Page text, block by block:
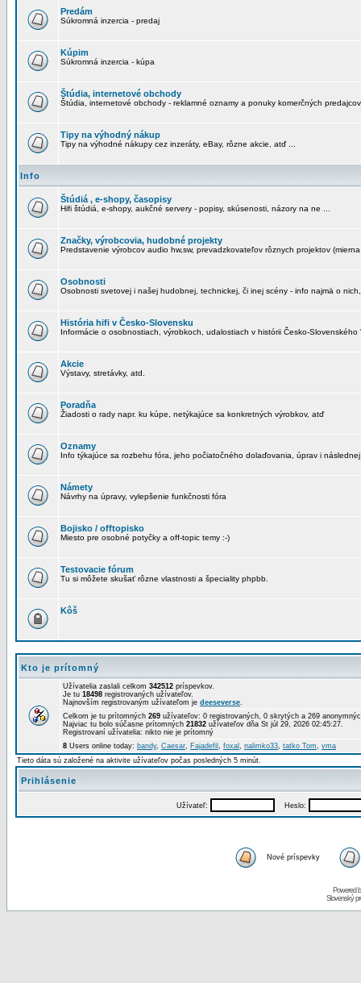
Predám
Súkromná inzercia - predaj
Kúpim
Súkromná inzercia - kúpa
Štúdia, internetové obchody
Štúdia, internetové obchody - reklamné oznamy a ponuky komerčných predajcov
Tipy na výhodný nákup
Tipy na výhodné nákupy cez inzeráty, eBay, rôzne akcie, atď ...
Info
Štúdiá , e-shopy, časopisy
Hifi štúdiá, e-shopy, aukčné servery - popisy, skúsenosti, názory na ne ...
Značky, výrobcovia, hudobné projekty
Predstavenie výrobcov audio hw,sw, prevadzkovateľov rôznych projektov
Osobnosti
Osobnosti svetovej i našej hudobnej, technickej, či inej scény - info najmä o
História hifi v Česko-Slovensku
Informácie o osobnostiach, výrobkoch, udalostiach v histórii Česko-Slovenského
Akcie
Výstavy, stretávky, atd.
Poradňa
Žiadosti o rady napr. ku kúpe, netýkajúce sa konkretných výrobkov, atď
Oznamy
Info týkajúce sa rozbehu fóra, jeho počiatočného dolaďovania, úprav i
Námety
Návrhy na úpravy, vylepšenie funkčnosti fóra
Bojisko / offtopisko
Miesto pre osobné potyčky a off-topic temy :-)
Testovacie fórum
Tu si môžete skušať rôzne vlastnosti a špeciality phpbb.
Kôš
Kto je prítomný
Užívatelia zaslali celkom 342512 príspevkov.
Je tu 18498 registrovaných užívateľov.
Najnovším registrovaným užívateľom je deeseverse.
Celkom je tu prítomných 269 užívateľov: 0 registrovaných, 0 skrytých a 269
Najviac tu bolo súčasne prítomných 21832 užívateľov dňa St júl 29, 2026 02:45:27.
Registrovaní užívatelia: nikto nie je prítomný
8 Users online today: bandy, Caesar, Fajadefil , foxal , nalimko33, tatko Tom, vma
Tieto dáta sú založené na aktivite užívateľov počas posledných 5 minút.
Prihlásenie
Užívateľ: Heslo:
Nové príspevky
Powered
Slovenský